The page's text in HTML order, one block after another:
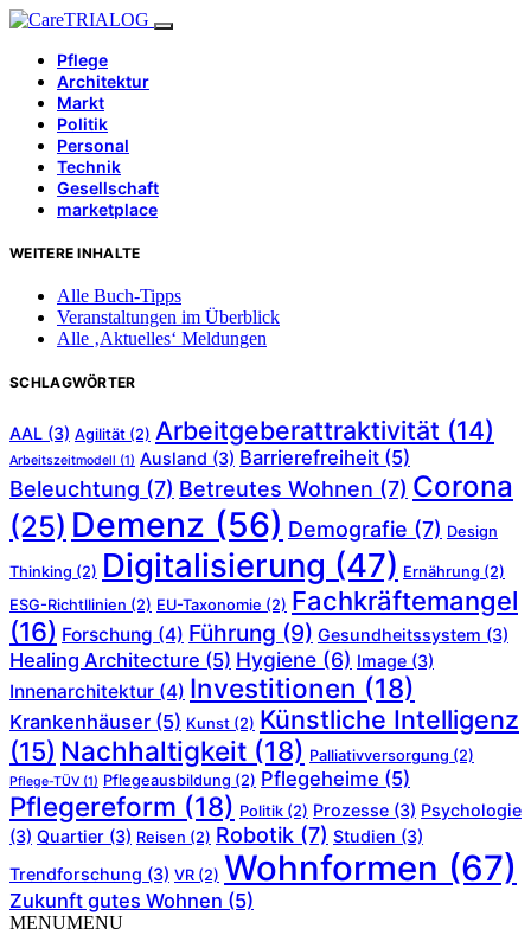
Pflege
Architektur
Markt
Politik
Personal
Technik
Gesellschaft
marketplace
WEITERE INHALTE
Alle Buch-Tipps
Veranstaltungen im Überblick
Alle ‚Aktuelles‘ Meldungen
SCHLAGWÖRTER
AAL (3) Agilität (2) Arbeitgeberattraktivität (14)
Arbeitszeitmodell (1) Ausland (3) Barrierefreiheit (5)
Beleuchtung (7) Betreutes Wohnen (7) Corona
(25) Demenz (56) Demografie (7) Design
Thinking (2) Digitalisierung (47) Ernährung (2)
ESG-Richtllinien (2) EU-Taxonomie (2) Fachkräftemangel
(16) Forschung (4) Führung (9) Gesundheitssystem (3)
Healing Architecture (5) Hygiene (6) Image (3)
Innenarchitektur (4) Investitionen (18)
Krankenhäuser (5) Kunst (2) Künstliche Intelligenz
(15) Nachhaltigkeit (18) Palliativversorgung (2)
Pflege-TÜV (1) Pflegeausbildung (2) Pflegeheime (5)
Pflegereform (18) Politik (2) Prozesse (3) Psychologie
(3) Quartier (3) Reisen (2) Robotik (7) Studien (3)
Trendforschung (3) VR (2) Wohnformen (67)
Zukunft gutes Wohnen (5)
MENUMENU